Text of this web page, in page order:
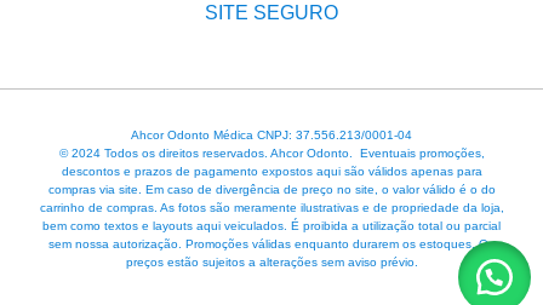
SITE SEGURO
Ahcor Odonto Médica CNPJ: 37.556.213/0001-04
© 2024 Todos os direitos reservados. Ahcor Odonto. Eventuais promoções,
descontos e prazos de pagamento expostos aqui são válidos apenas para
compras via site. Em caso de divergência de preço no site, o valor válido é o do
carrinho de compras. As fotos são meramente ilustrativas e de propriedade da loja,
bem como textos e layouts aqui veiculados. É proibida a utilização total ou parcial
sem nossa autorização. Promoções válidas enquanto durarem os estoques. Os
preços estão sujeitos a alterações sem aviso prévio.